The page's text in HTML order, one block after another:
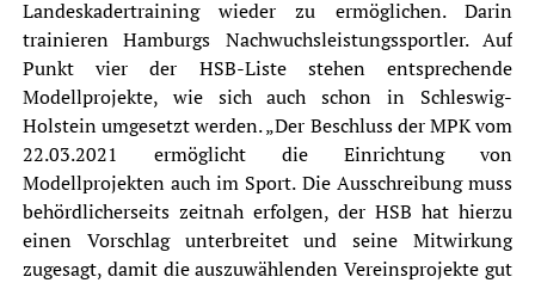
Landeskadertraining wieder zu ermöglichen. Darin
trainieren Hamburgs Nachwuchsleistungssportler. Auf
Punkt vier der HSB-Liste stehen entsprechende
Modellprojekte, wie sich auch schon in Schleswig-
Holstein umgesetzt werden. „Der Beschluss der MPK vom
22.03.2021 ermöglicht die Einrichtung von
Modellprojekten auch im Sport. Die Ausschreibung muss
behördlicherseits zeitnah erfolgen, der HSB hat hierzu
einen Vorschlag unterbreitet und seine Mitwirkung
zugesagt, damit die auszuwählenden Vereinsprojekte gut